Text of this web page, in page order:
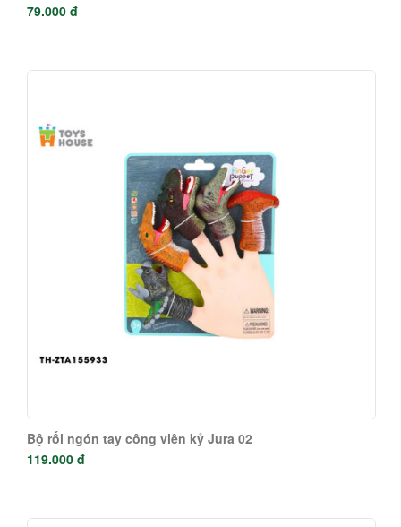
79.000 đ
Bộ rối ngón tay công viên kỷ Jura 02
119.000 đ